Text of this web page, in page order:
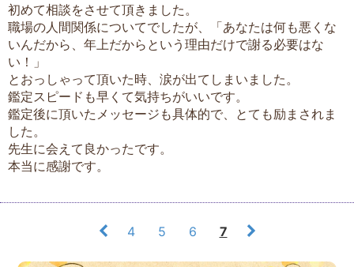
初めて相談をさせて頂きました。
職場の人間関係についてでしたが、「あなたは何も悪くな
いんだから、年上だからという理由だけで謝る必要はな
い！」
とおっしゃって頂いた時、涙が出てしまいました。
鑑定スピードも早くて気持ちがいいです。
鑑定後に頂いたメッセージも具体的で、とても励まされま
した。
先生に会えて良かったです。
本当に感謝です。
4 5 6 7